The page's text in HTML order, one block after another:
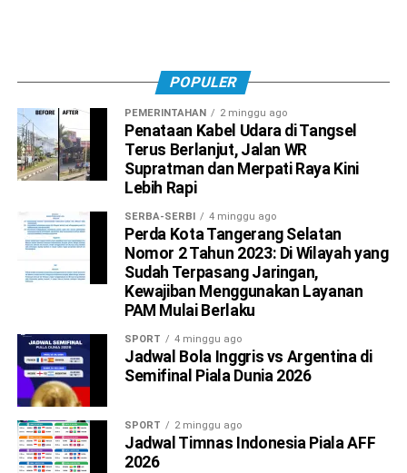
POPULER
PEMERINTAHAN 2 minggu ago
Penataan Kabel Udara di Tangsel
Terus Berlanjut, Jalan WR
Supratman dan Merpati Raya Kini
Lebih Rapi
SERBA-SERBI 4 minggu ago
Perda Kota Tangerang Selatan
Nomor 2 Tahun 2023: Di Wilayah yang
Sudah Terpasang Jaringan,
Kewajiban Menggunakan Layanan
PAM Mulai Berlaku
SPORT 4 minggu ago
Jadwal Bola Inggris vs Argentina di
Semifinal Piala Dunia 2026
SPORT 2 minggu ago
Jadwal Timnas Indonesia Piala AFF
2026